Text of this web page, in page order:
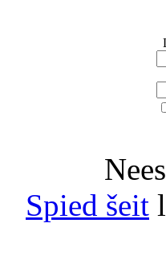
Spied šeit